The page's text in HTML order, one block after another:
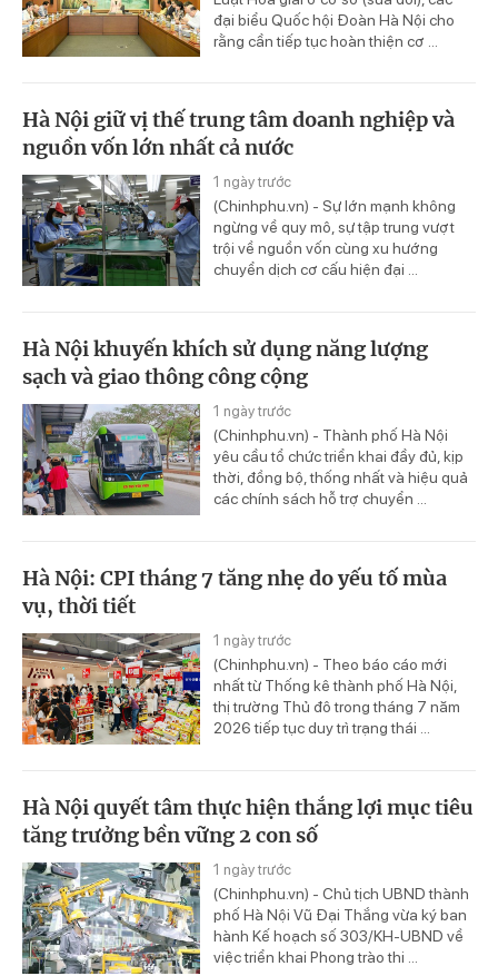
đại biểu Quốc hội Đoàn Hà Nội cho
rằng cần tiếp tục hoàn thiện cơ ...
Hà Nội giữ vị thế trung tâm doanh nghiệp và
nguồn vốn lớn nhất cả nước
1 ngày trước
(Chinhphu.vn) - Sự lớn mạnh không
ngừng về quy mô, sự tập trung vượt
trội về nguồn vốn cùng xu hướng
chuyển dịch cơ cấu hiện đại ...
Hà Nội khuyến khích sử dụng năng lượng
sạch và giao thông công cộng
1 ngày trước
(Chinhphu.vn) - Thành phố Hà Nội
yêu cầu tổ chức triển khai đầy đủ, kịp
thời, đồng bộ, thống nhất và hiệu quả
các chính sách hỗ trợ chuyển ...
Hà Nội: CPI tháng 7 tăng nhẹ do yếu tố mùa
vụ, thời tiết
1 ngày trước
(Chinhphu.vn) - Theo báo cáo mới
nhất từ Thống kê thành phố Hà Nội,
thị trường Thủ đô trong tháng 7 năm
2026 tiếp tục duy trì trạng thái ...
Hà Nội quyết tâm thực hiện thắng lợi mục tiêu
tăng trưởng bền vững 2 con số
1 ngày trước
(Chinhphu.vn) - Chủ tịch UBND thành
phố Hà Nội Vũ Đại Thắng vừa ký ban
hành Kế hoạch số 303/KH-UBND về
việc triển khai Phong trào thi ...